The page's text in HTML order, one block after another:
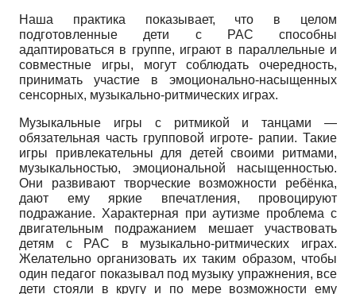
Наша практика показывает, что в целом
подготовленные дети с РАС способны
адаптироваться в группе, играют в параллельные и
совместные игры, могут соблюдать очередность,
принимать участие в эмоционально-насыщенных
сенсорных, музыкально-ритмических играх.
Музыкальные игры с ритмикой и танцами —
обязательная часть групповой игроте- рапии. Такие
игры привлекательны для детей своими ритмами,
музыкальностью, эмоциональной насыщенностью.
Они развивают творческие возможности ребёнка,
дают ему яркие впечатления, провоцируют
подражание. Характерная при аутизме проблема с
двигательным подражанием мешает участвовать
детям с РАС в музыкально-ритмических играх.
Желательно организовать их таким образом, чтобы
один педагог показывал под музыку упражнения, все
дети стояли в кругу и по мере возможности ему